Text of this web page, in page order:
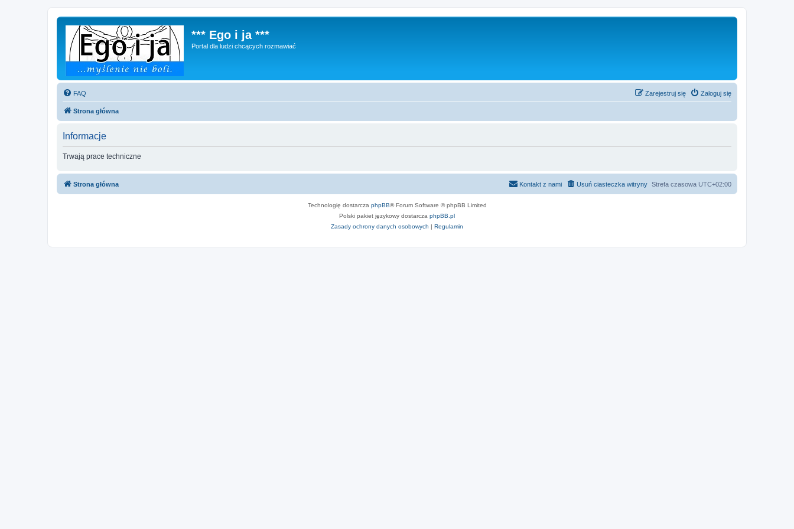
*** Ego i ja ***
Portal dla ludzi chcących rozmawiać
FAQ Zaloguj się
Zarejestruj się
Strona główna
Informacje
Trwają prace techniczne
Strona główna Strefa czasowa UTC+02:00
Usuń ciasteczka witryny
Kontakt z nami
Technologię dostarcza phpBB® Forum Software © phpBB Limited
Polski pakiet językowy dostarcza phpBB.pl
Zasady ochrony danych osobowych | Regulamin